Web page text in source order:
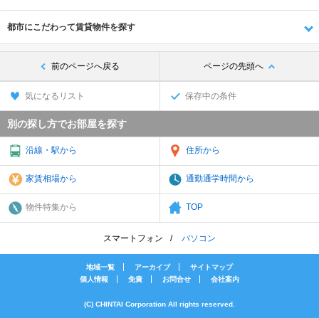
都市にこだわって賃貸物件を探す
前のページへ戻る ページの先頭へ
気になるリスト 保存中の条件
別の探し方でお部屋を探す
沿線・駅から 住所から
家賃相場から 通勤通学時間から
物件特集から TOP
スマートフォン パソコン
地域一覧 アーカイブ
サイトマップ
個人情報
免責 お問合せ 会社案内
(C) CHINTAI Corporation All rights reserved.